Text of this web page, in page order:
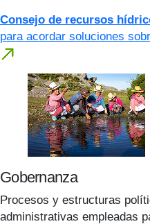
Consejo de recursos
para acordar soluciones
Gobernanza
Procesos y estructuras
administrativas empleadas